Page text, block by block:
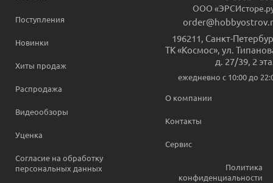
Поступления
Новинки
Хиты продаж
Распродажа
Видеообзоры
Уценка
Согласие на обработку
персональных данных
ООО
196211 Санкт-
ТК «Космос», ул.
д. 27/39, 2
ежедневно c 10:00 до
О компании
Контакты
Сервис
Политика
конфиденциальности